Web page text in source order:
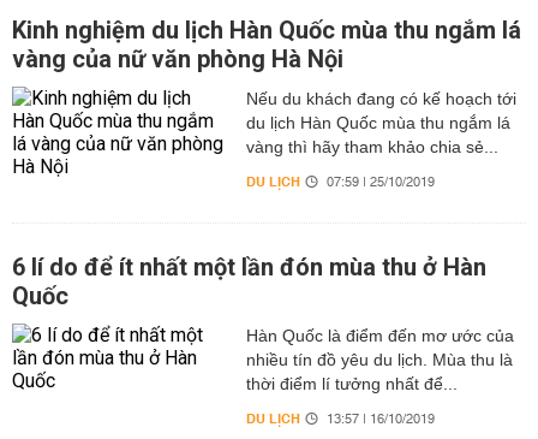
Kinh nghiệm du lịch Hàn Quốc mùa thu ngắm lá
vàng của nữ văn phòng Hà Nội
Nếu du khách đang có kế hoạch tới
du lịch Hàn Quốc mùa thu ngắm lá
vàng thì hãy tham khảo chia sẻ...
DU LỊCH 07:59 | 25/10/2019
6 lí do để ít nhất một lần đón mùa thu ở Hàn
Quốc
Hàn Quốc là điểm đến mơ ước của
nhiều tín đồ yêu du lịch. Mùa thu là
thời điểm lí tưởng nhất để...
DU LỊCH 13:57 | 16/10/2019